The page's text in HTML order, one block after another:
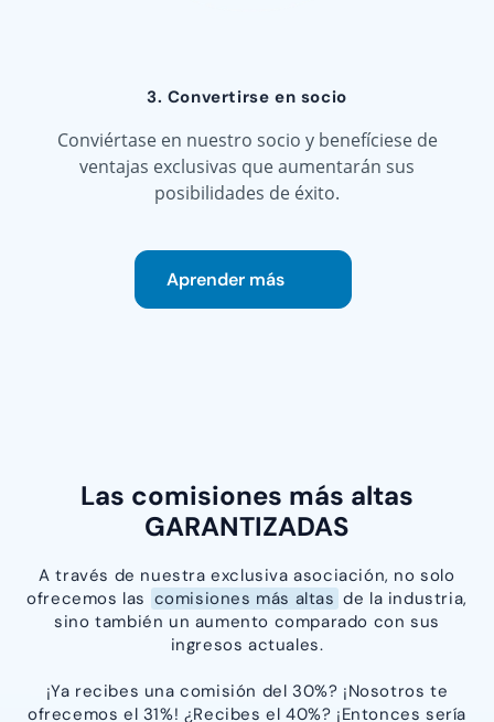
3. Convertirse en socio
Conviértase en nuestro socio y benefíciese de
ventajas exclusivas que aumentarán sus
posibilidades de éxito.
Aprender más
Las comisiones más altas
GARANTIZADAS
A través de nuestra exclusiva asociación, no solo
ofrecemos las comisiones más altas de la industria,
sino también un aumento comparado con sus
ingresos actuales.
¡Ya recibes una comisión del 30%? ¡Nosotros te
ofrecemos el 31%! ¿Recibes el 40%? ¡Entonces sería